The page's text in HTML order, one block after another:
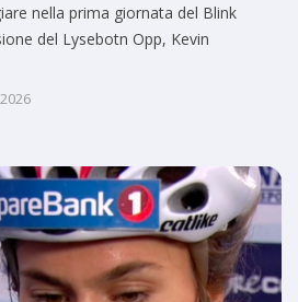
nella prima giornata del Blink
del Lysebotn Opp, Kevin